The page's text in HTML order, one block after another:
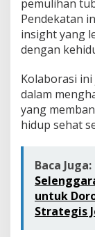
pemulihan
Pendekatan
insight yang
dengan
Kolaborasi
dalam
yang
hidup sehat
Baca Juga:
untuk
Strategis